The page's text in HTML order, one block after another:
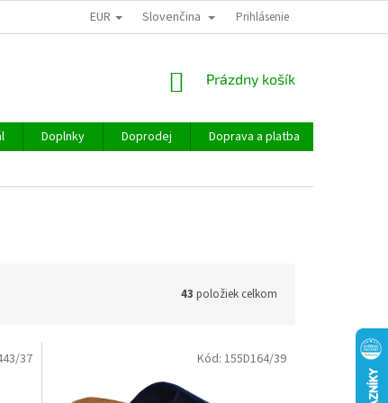
EUR Slovenčina Prihlásenie
NÁKUPNÝ
Prázdny košík
Doplnky Doprodej Doprava a platba
43 položiek celkom
37 Kód: 155D164/39